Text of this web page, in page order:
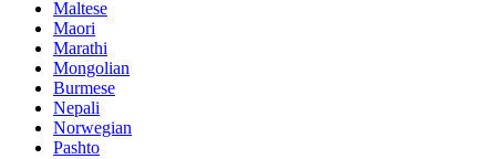
Maltese
Maori
Marathi
Mongolian
Burmese
Nepali
Norwegian
Pashto